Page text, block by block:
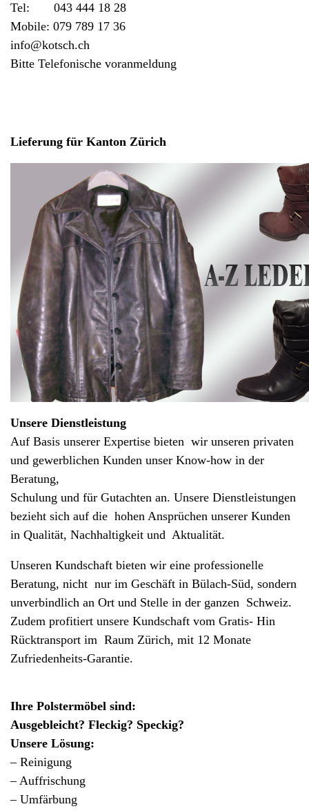
Tel: 043 444 18 28
Mobile: 079 789 17 36
info@kotsch.ch
Bitte Telefonische voranmeldung
Lieferung für Kanton Zürich
Unsere Dienstleistung
Auf Basis unserer Expertise bieten wir unseren privaten
und gewerblichen Kunden unser Know-how in der
Beratung,
Schulung und für Gutachten an. Unsere Dienstleistungen
bezieht sich auf die hohen Ansprüchen unserer Kunden
in Qualität, Nachhaltigkeit und Aktualität.
Unseren Kundschaft bieten wir eine professionelle
Beratung, nicht nur im Geschäft in Bülach-Süd, sondern
unverbindlich an Ort und Stelle in der ganzen Schweiz.
Zudem profitiert unsere Kundschaft vom Gratis- Hin
Rücktransport im Raum Zürich, mit 12 Monate
Zufriedenheits-Garantie.
Ihre Polstermöbel sind:
Ausgebleicht? Fleckig? Speckig?
Unsere Lösung:
– Reinigung
– Auffrischung
– Umfärbung